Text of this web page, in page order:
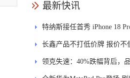
最新快讯
特纳斯接任首秀 iPhone 18
长鑫产品不打低价牌 报价不
士
领克失速：40%跌幅背后，